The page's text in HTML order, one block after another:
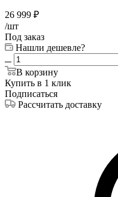
26 999 ₽
/шт
Под заказ
Нашли дешевле?
В корзину
Купить в 1 клик
Подписаться
Рассчитать доставку